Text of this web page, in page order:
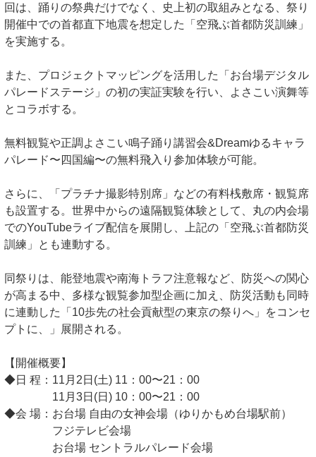
回は、踊りの祭典だけでなく、史上初の取組みとなる、祭り
開催中での首都直下地震を想定した「空飛ぶ首都防災訓練」
を実施する。
また、プロジェクトマッピングを活用した「お台場デジタル
パレードステージ」の初の実証実験を行い、よさこい演舞等
とコラボする。
無料観覧や正調よさこい鳴子踊り講習会&Dreamゆるキャラ
パレード〜四国編〜の無料飛入り参加体験が可能。
さらに、「プラチナ撮影特別席」などの有料桟敷席・観覧席
も設置する。世界中からの遠隔観覧体験として、丸の内会場
でのYouTubeライブ配信を展開し、上記の「空飛ぶ首都防災
訓練」とも連動する。
同祭りは、能登地震や南海トラフ注意報など、防災への関心
が高まる中、多様な観覧参加型企画に加え、防災活動も同時
に連動した「10歩先の社会貢献型の東京の祭りへ」をコンセ
プトに、」展開される。
【開催概要】
◆日 程：11月2日(土) 11：00〜21：00
11月3日(日) 10：00〜21：00
◆会 場：お台場 自由の女神会場（ゆりかもめ台場駅前）
フジテレビ会場
お台場 セントラルパレード会場